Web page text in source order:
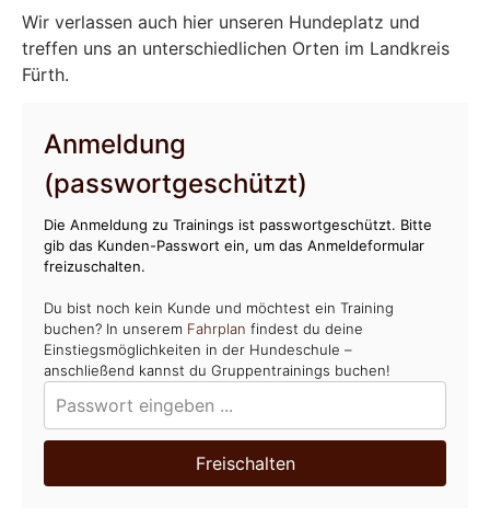
Wir verlassen auch hier unseren Hundeplatz und
treffen uns an unterschiedlichen Orten im Landkreis
Fürth.
Anmeldung
(passwortgeschützt)
Die Anmeldung zu Trainings ist passwortgeschützt. Bitte
gib das Kunden-Passwort ein, um das Anmeldeformular
freizuschalten.
Du bist noch kein Kunde und möchtest ein Training
buchen? In unserem Fahrplan findest du deine
Einstiegsmöglichkeiten in der Hundeschule –
anschließend kannst du Gruppentrainings buchen!
Freischalten